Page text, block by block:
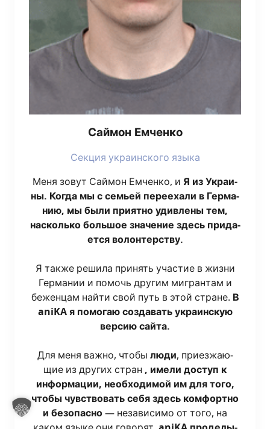
Сай­мон Емченко
Сек­ция укра­ин­ско­го языка
Меня зовут Сай­мон Емчен­ко, и Я из Укра­и­
ны. Когда мы с семьей пере­еха­ли в Гер­ма­
нию, мы были при­ят­но удив­ле­ны тем,
насколь­ко боль­шое зна­че­ние здесь при­да­
ет­ся волон­тер­ству.
Я так­же реши­ла при­нять уча­стие в жиз­ни
Гер­ма­нии и помочь дру­гим мигран­там и
бежен­цам най­ти свой путь в этой стране. В
aniKA я помо­гаю созда­вать укра­ин­скую
вер­сию сай­та.
Для меня важ­но, что­бы люди, при­ез­жа­ю­
щие из дру­гих стран , име­ли доступ к
инфор­ма­ции, необ­хо­ди­мой им для того,
что­бы чув­ство­вать себя здесь ком­форт­но
и без­опас­но— неза­ви­си­мо от того, на